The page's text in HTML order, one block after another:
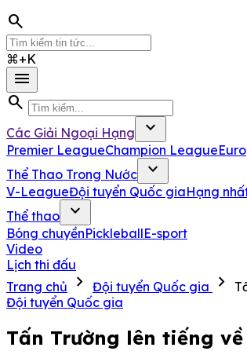
search
⌘+K
menu
search
Các Giải Ngoại Hạng expand_more
Premier LeagueChampion League
Thể Thao Trong Nước
expand_more
V-LeagueĐội tuyển Quốc giaHạng
Thể thao
expand_more
Bóng chuyềnPickleballE-sport
Video
Lịch thi đấu
Trang chủ
chevron_right Đội tuyển Quốc gia chevron_right
Đội tuyển Quốc gia
Tấn Trường lên tiếng